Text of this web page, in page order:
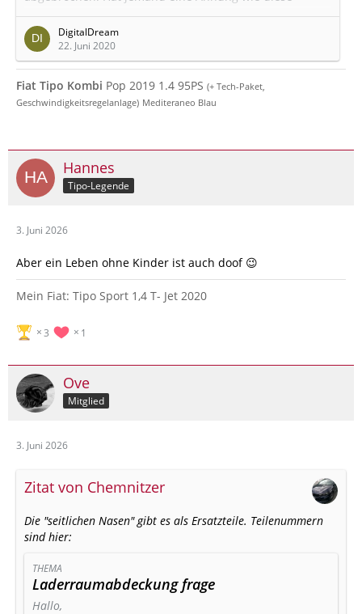
"Nase" heissen und wo man sie bekommt ?
Gruß & Danke
Oliver
DigitalDream
22. Juni 2020
Fiat Tipo Kombi Pop 2019 1.4 95PS (+ Tech-Paket,
Geschwindigkeitsregelanlage) Mediteraneo Blau
Hannes
Tipo-Legende
3. Juni 2026
Aber ein Leben ohne Kinder ist auch doof 😉
Mein Fiat: Tipo Sport 1,4 T- Jet 2020
3 1
Ove
Mitglied
3. Juni 2026
Zitat von Chemnitzer
Die "seitlichen Nasen" gibt es als Ersatzteile. Teilenummern
sind hier:
THEMA
Laderraumabdeckung frage
Hallo,